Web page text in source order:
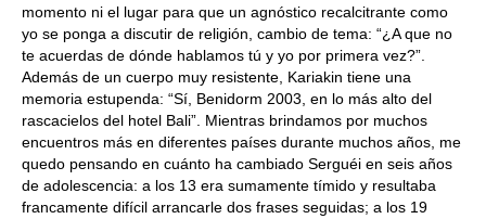
momento ni el lugar para que un agnóstico recalcitrante como
yo se ponga a discutir de religión, cambio de tema: “¿A que no
te acuerdas de dónde hablamos tú y yo por primera vez?”.
Además de un cuerpo muy resistente, Kariakin tiene una
memoria estupenda: “Sí, Benidorm 2003, en lo más alto del
rascacielos del hotel Bali”. Mientras brindamos por muchos
encuentros más en diferentes países durante muchos años, me
quedo pensando en cuánto ha cambiado Serguéi en seis años
de adolescencia: a los 13 era sumamente tímido y resultaba
francamente difícil arrancarle dos frases seguidas; a los 19